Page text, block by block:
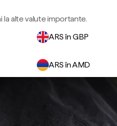
la alte valute importante.
ARS în GBP
ARS în AMD